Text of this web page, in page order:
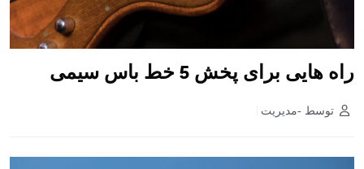
راه هایی برای پخش 5 خط باس سیمی
توسط -مدیریت